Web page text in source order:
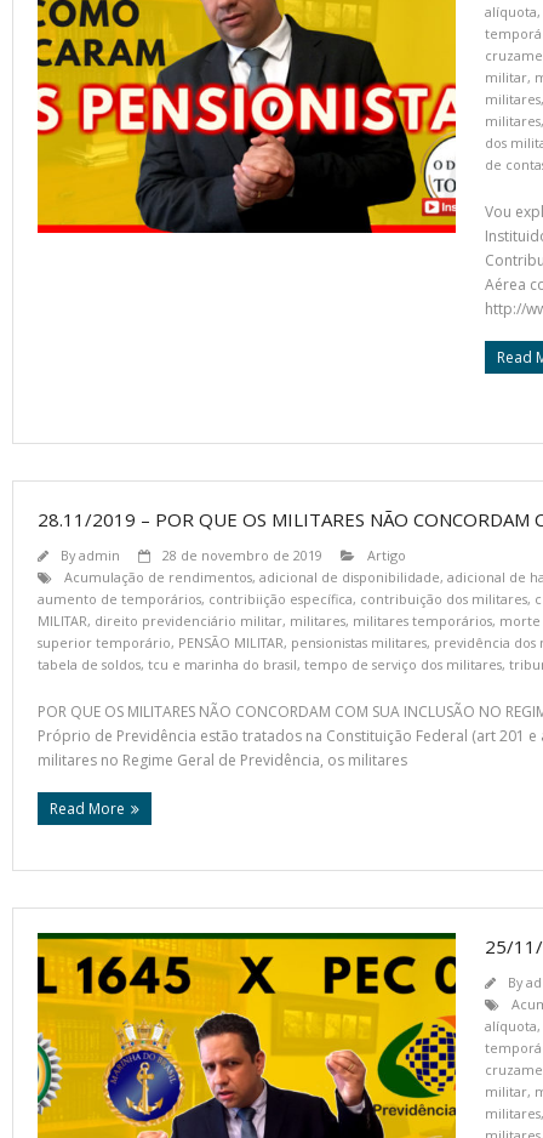
alíquota,
militar,
militares
militares
dos
de
Vou
Aérea
http://
Read
28.11/2019 – POR QUE OS MILITARES NÃO CONCORDAM
Byadmin 28 de novembro de 2019
Artigo
Acumulação de rendimentos, adicional de disponibilidade, adicional de
aumento de temporários, contribiição específica, contribuição dos militares,
MILITAR, direito previdenciário militar, militares, militares temporários, morte
superior temporário, PENSÃO MILITAR, pensionistas militares, previdência dos
tabela de soldos, tcu e marinha do brasil, tempo de serviço dos militares,
POR QUE OS MILITARES NÃO CONCORDAM COM SUA INCLUSÃO NO
Próprio de Previdência estão tratados na Constituição Federal (art
militares no Regime Geral de Previdência, os militares
Read More
25/
By
alíquota,
militar,
militares